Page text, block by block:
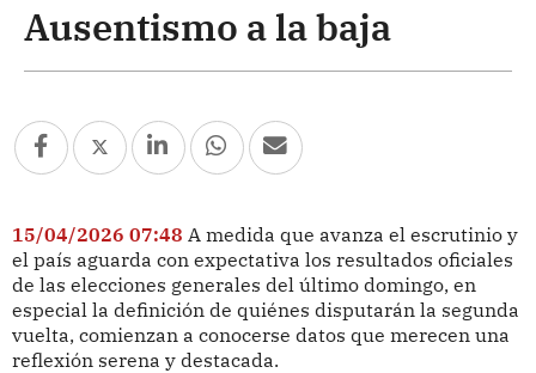
Ausentismo a la baja
15/04/2026 07:48 A medida que avanza el escrutinio y
el país aguarda con expectativa los resultados oficiales
de las elecciones generales del último domingo, en
especial la definición de quiénes disputarán la segunda
vuelta, comienzan a conocerse datos que merecen una
reflexión serena y destacada.